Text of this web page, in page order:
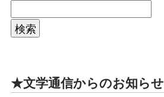
★文学通信からのお知らせ